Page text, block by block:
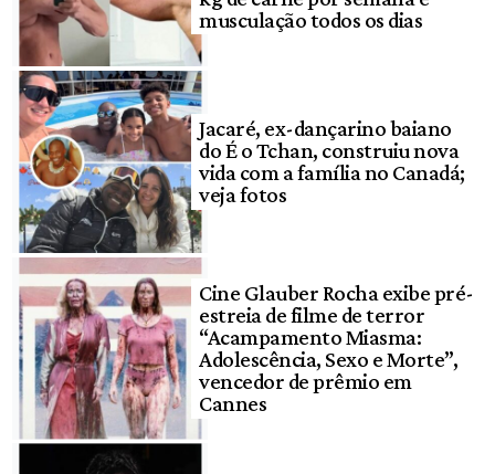
musculação todos os dias
Jacaré, ex-dançarino baiano
do É o Tchan, construiu nova
vida com a família no Canadá;
veja fotos
Cine Glauber Rocha exibe pré-
estreia de filme de terror
“Acampamento Miasma:
Adolescência, Sexo e Morte”,
vencedor de prêmio em
Cannes